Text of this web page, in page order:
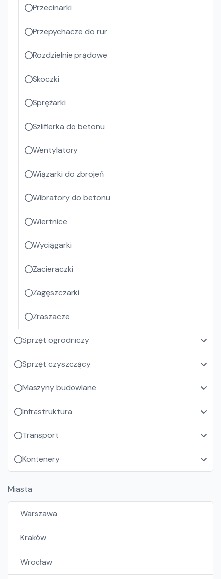
Przecinarki
Przepychacze do rur
Rozdzielnie prądowe
Skoczki
Sprężarki
Szlifierka do betonu
Wentylatory
Wiązarki do zbrojeń
Wibratory do betonu
Wiertnice
Wyciągarki
Zacieraczki
Zagęszczarki
Zraszacze
Sprzęt ogrodniczy
Sprzęt czyszczący
Maszyny budowlane
Infrastruktura
Transport
Kontenery
Miasta
Warszawa
Kraków
Wrocław